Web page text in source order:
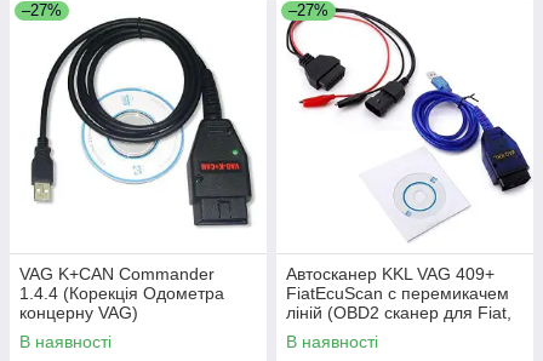
–27%
VAG K+CAN Commander
1.4.4 (Корекція Одометра
концерну VAG)
В наявності
–27%
Автосканер KKL VAG 409+
FiatEcuScan c перемикачем
ліній (OBD2 сканер для Fiat,
Lancia, Alfa Romeo, Chery)
В наявності